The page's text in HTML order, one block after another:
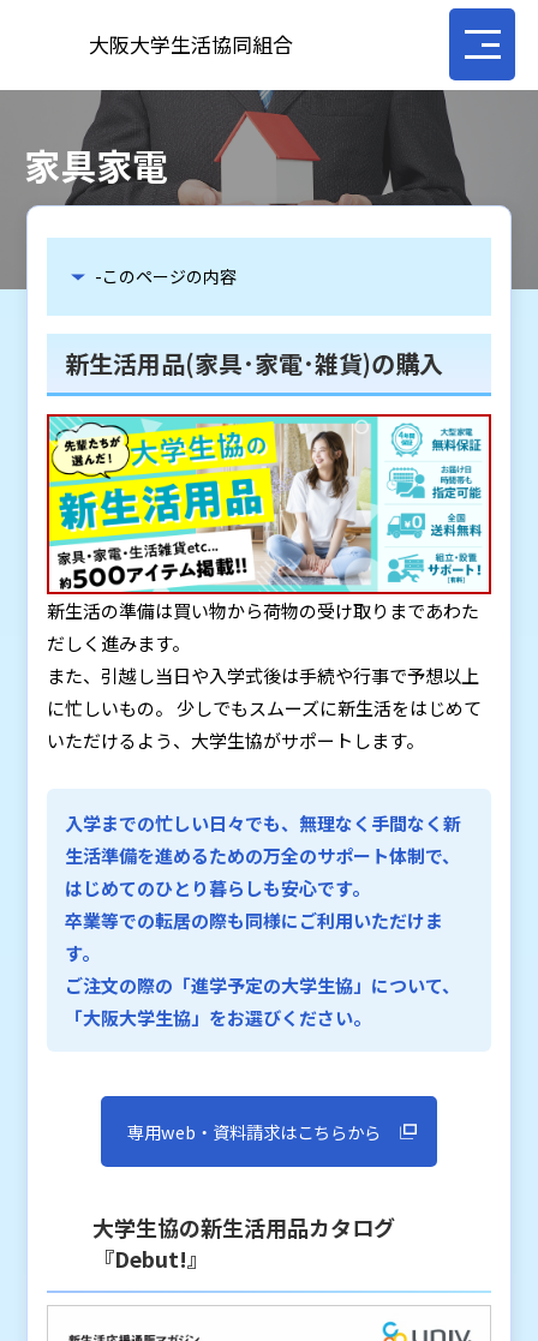
大阪大学生活協同組合
家具家電
-このページの内容
新生活用品(家具･家電･雑貨)の購入
新生活の準備は買い物から荷物の受け取りまであわた
だしく進みます。
また、引越し当日や入学式後は手続や行事で予想以上
に忙しいもの。 少しでもスムーズに新生活をはじめて
いただけるよう、大学生協がサポートします。
入学までの忙しい日々でも、無理なく手間なく新
生活準備を進めるための万全のサポート体制で、
はじめてのひとり暮らしも安心です。
卒業等での転居の際も同様にご利用いただけま
す。
ご注文の際の「進学予定の大学生協」について、
「大阪大学生協」をお選びください。
専用web・資料請求はこちらから
大学生協の新生活用品カタログ
『Debut!』